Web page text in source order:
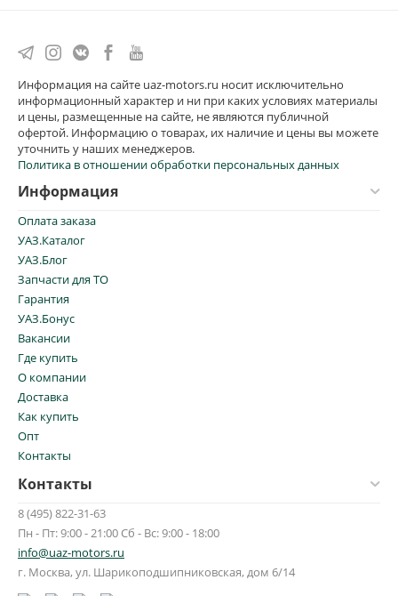
Информация на сайте uaz-motors.ru носит исключительно
информационный характер и ни при каких условиях материалы
и цены, размещенные на сайте, не являются публичной
офертой. Информацию о товарах, их наличие и цены вы можете
уточнить у наших менеджеров.
Политика в отношении обработки персональных данных
Информация
Оплата заказа
УАЗ.Каталог
УАЗ.Блог
Запчасти для ТО
Гарантия
УАЗ.Бонус
Вакансии
Где купить
О компании
Доставка
Как купить
Опт
Контакты
Контакты
8 (495) 822-31-63
Пн - Пт: 9:00 - 21:00 Сб - Вс: 9:00 - 18:00
info@uaz-motors.ru
г. Москва, ул. Шарикоподшипниковская, дом 6/14